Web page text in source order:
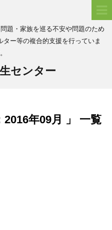
題・家族を巡る不安や問題のため
ー等の複合的支援を行っていま
センター
2016年09月 」 一覧